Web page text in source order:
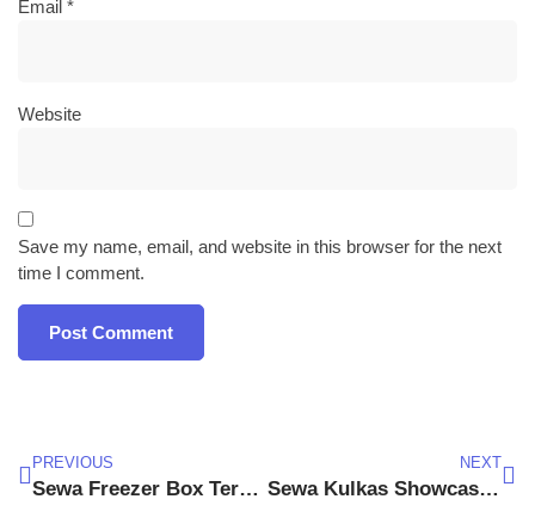
Email *
Website
Save my name, email, and website in this browser for the next
time I comment.
PREVIOUS
Sewa Freezer Box Terdekat Jakarta Pusat
NEXT
Sewa Kulkas Showcase Ciamis